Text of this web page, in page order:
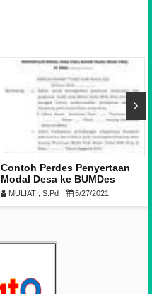
Contoh Perdes Penyertaan
Modal Desa ke BUMDes
Tahun 2021 [Doc-PDF]
MULIATI, S.Pd 5/27/2021